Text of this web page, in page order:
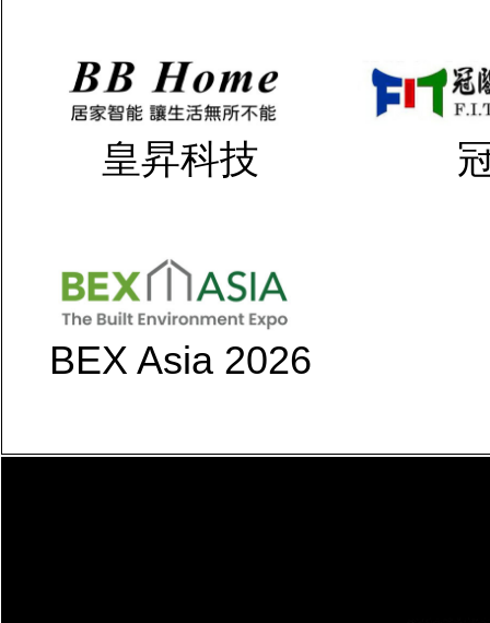
皇昇科技
BEX Asia 2026